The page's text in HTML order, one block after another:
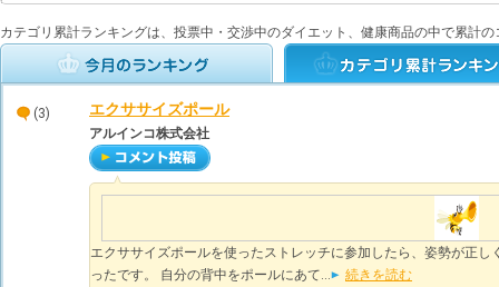
カテゴリ累計ランキングは、投票中・交渉中のダイエット、健康商品の中で累計
(3) エクササイズポール
アルインコ株式会社
エクササイズポールを使ったストレッチに参加したら、姿勢が正
ったです。 自分の背中をポールにあて...
続きを読む